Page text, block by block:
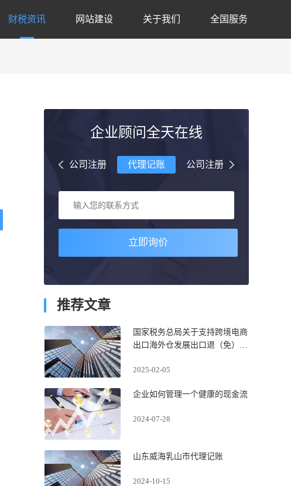
财税资讯 网站建设 关于我们 全国服务
企业顾问全天在线
公司注册 代理记账 公司注册
立即询价
推荐文章
国家税务总局关于支持跨境电商
出口海外仓发展出口退（免）税
2025-02-05
企业如何管理一个健康的现金流
2024-07-28
山东威海乳山市代理记账
2024-10-15